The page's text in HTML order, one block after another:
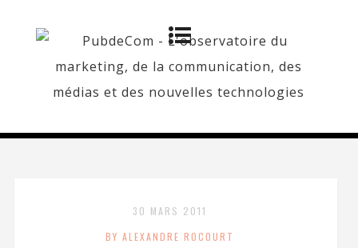
30 MARS 2011
BY ALEXANDRE ROCOURT